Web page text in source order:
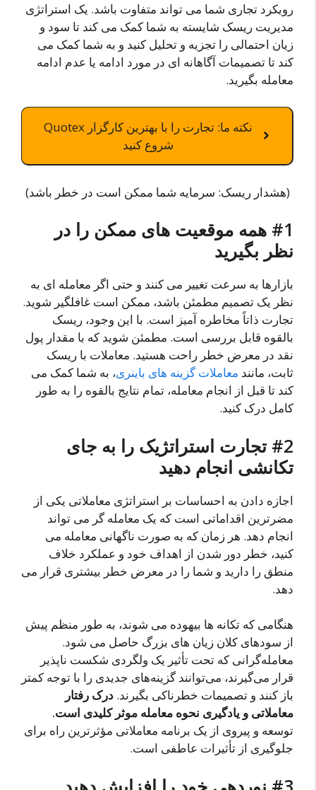
رویکرد تجاری شما می تواند متفاوت باشد. یک استراتژی
مدیریت ریسک شایسته به شما کمک می کند تا سود و
زیان احتمالی را تجزیه و تحلیل کنید و به شما کمک می
کند تا تصمیمات آگاهانه ای در مورد ادامه یا عدم ادامه
معامله بگیرید.
نکته ما: تجارت را با بهترین کارگزار Quotex
شروع کنید
(هشدار ریسک: سرمایه شما ممکن است در خطر باشد)
#1 همه موقعیت های ممکن را در
نظر بگیرید
بازارها به سرعت تغییر می کنند و حتی اگر معامله ای به
نظر یک تصمیم مطمئن باشد، ممکن است غافلگیر شوید.
تجارت ذاتاً مخاطره آمیز است. با این وجود، ریسک
بالقوه قابل بررسی است. مطمئن شوید که با مقدار پول
نقد در معرض خطر راحت هستید. معاملات با ریسک
ثابت، مانند معاملات گزینه های باینری، به شما کمک می
کند تا قبل از انجام معامله، تمام نتایج بالقوه را به طور
کامل درک کنید.
#2 تجارت استراتژیک را به جای
تکانشی انجام دهید
اجازه دادن به احساسات بر استراتژی معاملاتی یکی از
مضرترین اقداماتی است که یک معامله گر می تواند
انجام دهد. هر زمان که به صورت ناگهانی معامله می
کنید، خطر دور شدن از اهداف خود و عملکرد خلاف
منطق را دارید و شما را در معرض خطر بیشتری قرار می
دهد.
هنگامی که تکانه ها بیهوده می شوند، به طور منظم پیش
از سودهای کلان زیان های بزرگ حاصل می شود.
معامله‌گرانی که تحت تأثیر یک ولگردی شکست ناپذیر
قرار می‌گیرند، می‌توانند گزینه‌های جدیدی را با توجه کمتر
باز کنند و تصمیمات خطرناکی بگیرند. درک رفتار
معاملاتی و یادگیری نحوه معامله موثر کلیدی است.
توسعه و پیروی از یک برنامه معاملاتی مؤثرترین راه برای
جلوگیری از تأثیرات عاطفی است.